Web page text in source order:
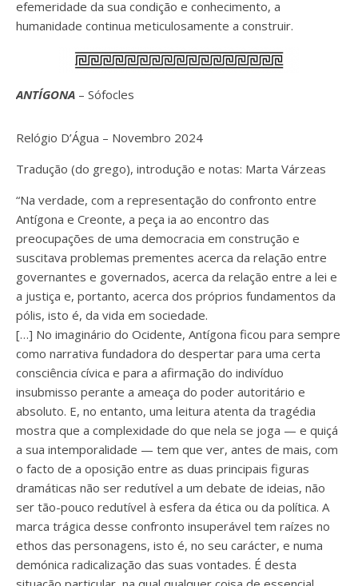
efemeridade da sua condição e conhecimento, a
humanidade continua meticulosamente a construir.
ANTÍGONA – Sófocles
Relógio D’Água – Novembro 2024
Tradução (do grego), introdução e notas: Marta Várzeas
“Na verdade, com a representação do confronto entre
Antígona e Creonte, a peça ia ao encontro das
preocupações de uma democracia em construção e
suscitava problemas prementes acerca da relação entre
governantes e governados, acerca da relação entre a lei e
a justiça e, portanto, acerca dos próprios fundamentos da
pólis, isto é, da vida em sociedade.
[…] No imaginário do Ocidente, Antígona ficou para sempre
como narrativa fundadora do despertar para uma certa
consciência cívica e para a afirmação do indivíduo
insubmisso perante a ameaça do poder autoritário e
absoluto. E, no entanto, uma leitura atenta da tragédia
mostra que a complexidade do que nela se joga — e quiçá
a sua intemporalidade — tem que ver, antes de mais, com
o facto de a oposição entre as duas principais figuras
dramáticas não ser redutível a um debate de ideias, não
ser tão-pouco redutível à esfera da ética ou da política. A
marca trágica desse confronto insuperável tem raízes no
ethos das personagens, isto é, no seu carácter, e numa
demónica radicalização das suas vontades. É desta